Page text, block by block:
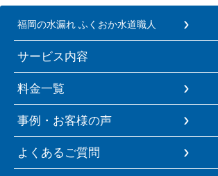
福岡の水漏れ ふくおか水道職人
サービス内容
料金一覧
事例・お客様の声
よくあるご質問